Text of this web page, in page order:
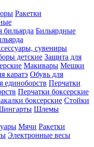
Ракетки
бильярда Бильярдные
сувениры
детские Защита для
Макивары Мешки
каратэ Обувь для
единоборств Перчатки
Перчатки боксерские
боксерские Стойки
Шлемы
Мячи Ракетки
Электронные весы